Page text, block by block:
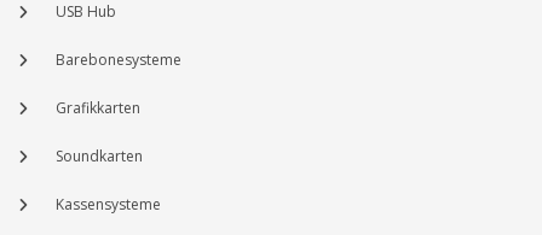
USB Hub
Barebonesysteme
Grafikkarten
Soundkarten
Kassensysteme